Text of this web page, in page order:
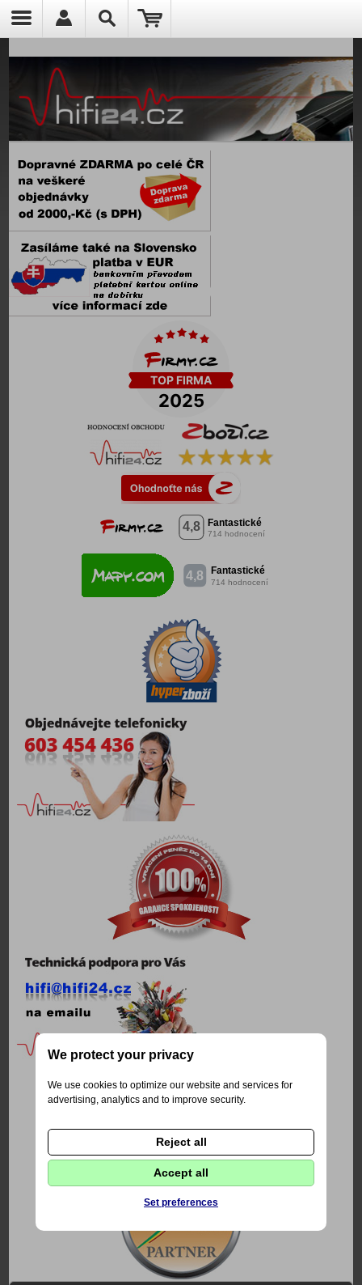
We protect your privacy
We use cookies to optimize our website and services for
advertising, analytics and to improve security.
Reject all
Accept all
Set preferences